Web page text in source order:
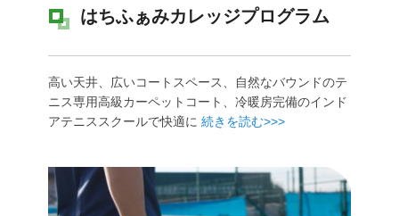
はちふぁみカレッジプログラム
高い天井、広いコートスペース、自然なバウンドのテ
ニス専用高級カーペットコート、冷暖房完備のインド
アテニススクールで快適に 続きを読む>>>